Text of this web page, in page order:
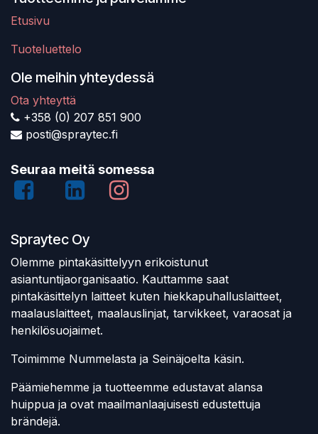
Etusivu
Tuoteluettelo
Ole meihin yhteydessä
Ota yhteyttä
+358 (0) 207 851 900
posti@spraytec.fi
Seuraa meitä somessa
Spraytec Oy
Olemme pintakäsittelyyn erikoistunut
asiantuntijaorganisaatio. Kauttamme saat
pintakäsittelyn laitteet kuten hiekkapuhalluslaitteet,
maalauslaitteet, maalauslinjat, tarvikkeet, varaosat ja
henkilösuojaimet.
Toimimme Nummelasta ja Seinäjoelta käsin.
Päämiehemme ja tuotteemme edustavat alansa
huippua ja ovat maailmanlaajuisesti edustettuja
brändejä.